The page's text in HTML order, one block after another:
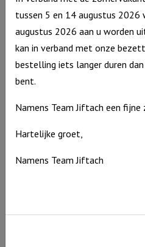
Windlicht M Jij bent kostbaar in
Uitverkocht
tussen 5 en 14 augustus
augustus 2026 aan u worden
kan in verband met onze
bestelling iets langer duren
bent.
Namens Team Jiftach een
Hartelijke groet,
Namens Team Jiftach